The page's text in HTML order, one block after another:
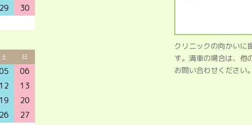
29
30
土 日
06
12
13
19
20
26
27
クリニックの向かいに
す。満車の場合は、他
お問い合わせください。